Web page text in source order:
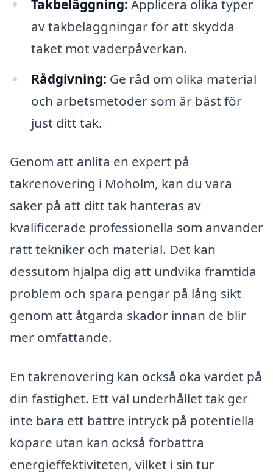
Takbeläggning: Applicera olika typer
av takbeläggningar för att skydda
taket mot väderpåverkan.
Rådgivning: Ge råd om olika material
och arbetsmetoder som är bäst för
just ditt tak.
Genom att anlita en expert på
takrenovering i Moholm, kan du vara
säker på att ditt tak hanteras av
kvalificerade professionella som använder
rätt tekniker och material. Det kan
dessutom hjälpa dig att undvika framtida
problem och spara pengar på lång sikt
genom att åtgärda skador innan de blir
mer omfattande.
En takrenovering kan också öka värdet på
din fastighet. Ett väl underhållet tak ger
inte bara ett bättre intryck på potentiella
köpare utan kan också förbättra
energieffektiviteten, vilket i sin tur